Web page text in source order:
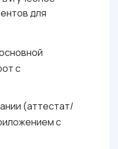
для
с
(аттестат/
с